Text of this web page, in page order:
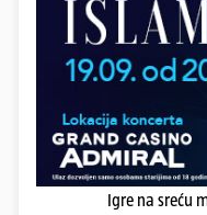
Igre na sreću